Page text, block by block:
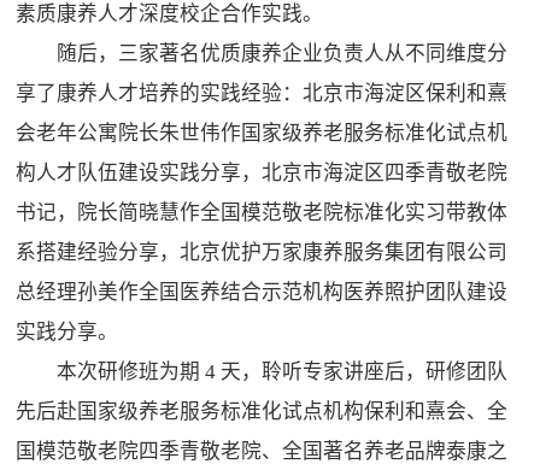
素质康养人才深度校企合作实践。
随后，三家著名优质康养企业负责人从不同维度分
享了康养人才培养的实践经验：北京市海淀区保利和熹
会老年公寓院长朱世伟作国家级养老服务标准化试点机
构人才队伍建设实践分享，北京市海淀区四季青敬老院
书记，院长简晓慧作全国模范敬老院标准化实习带教体
系搭建经验分享，北京优护万家康养服务集团有限公司
总经理孙美作全国医养结合示范机构医养照护团队建设
实践分享。
本次研修班为期 4 天，聆听专家讲座后，研修团队
先后赴国家级养老服务标准化试点机构保利和熹会、全
国模范敬老院四季青敬老院、全国著名养老品牌泰康之